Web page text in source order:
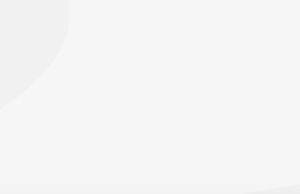
採用情報